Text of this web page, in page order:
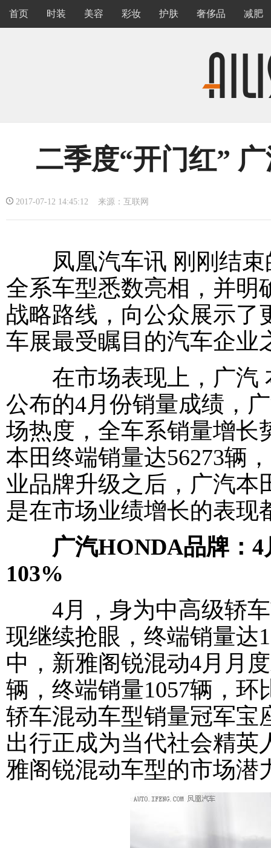
首页 时装 美容 彩妆 护肤 奢侈品 减肥
二季度“开门红”
2017-07-12 14:45:12 来源：互联网
凤凰汽车讯 刚刚结束
全系车型悉数亮相，并明
战略路线，向公众展示了
车展最受瞩目的汽车企业
在市场表现上，广汽
公布的4月份销量成绩，
场热度，全车系销量增长
本田终端销量达56273辆
业品牌升级之后，广汽本
是在市场业绩增长的表现
广汽HONDA品牌：
103%
4月，身为中高级轿车
现继续抢眼，终端销量达
中，新雅阁锐混动4月月
辆，终端销量1057辆，环
轿车混动车型销量冠军宝
出行正成为当代社会精英
雅阁锐混动车型的市场潜